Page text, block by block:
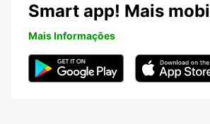
Smart app! Mais
Mais Informações